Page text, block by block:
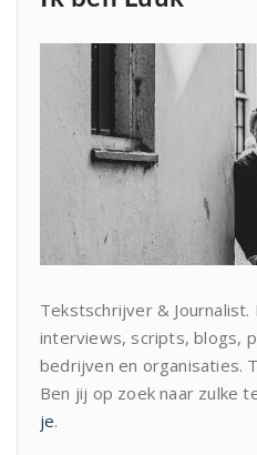
Tekstschrijver &
interviews, scripts, blogs,
bedrijven en organisaties.
Ben jij op zoek naar zulke
je.